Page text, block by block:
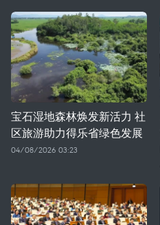
宝石湿地森林焕发新活力 社
区旅游助力得乐省绿色发展
04/08/2026 03:23